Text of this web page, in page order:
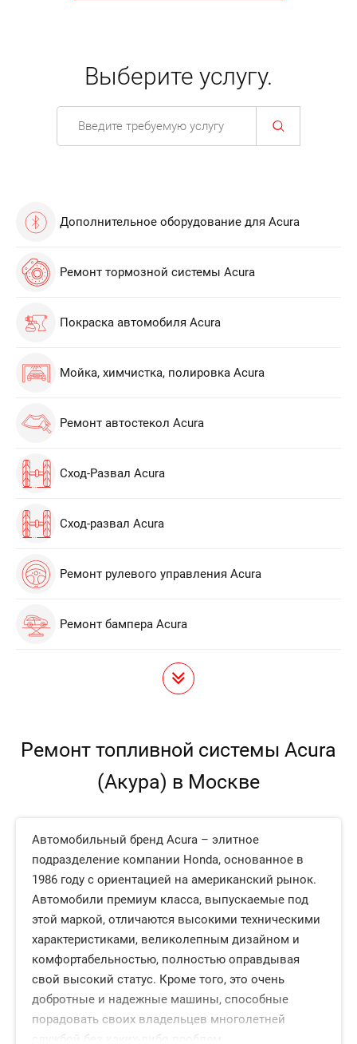
Выберите услугу.
Дополнительное оборудование для Acura
Ремонт тормозной системы Acura
Покраска автомобиля Acura
Мойка, химчистка, полировка Acura
Ремонт автостекол Acura
Сход-Развал Acura
Сход-развал Acura
Ремонт рулевого управления Acura
Ремонт бампера Acura
Ремонт топливной системы Acura
(Акура) в Москве
Автомобильный бренд Acura – элитное
подразделение компании Honda, основанное в
1986 году с ориентацией на американский рынок.
Автомобили премиум класса, выпускаемые под
этой маркой, отличаются высокими техническими
характеристиками, великолепным дизайном и
комфортабельностью, полностью оправдывая
свой высокий статус. Кроме того, это очень
добротные и надежные машины, способные
порадовать своих владельцев многолетней
службой без каких-либо проблем.